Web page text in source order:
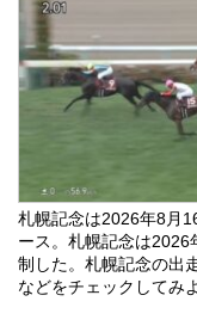
札幌記念は2026年8月
ース。札幌記念は
制した。札幌記念の出
などをチェックしてみ